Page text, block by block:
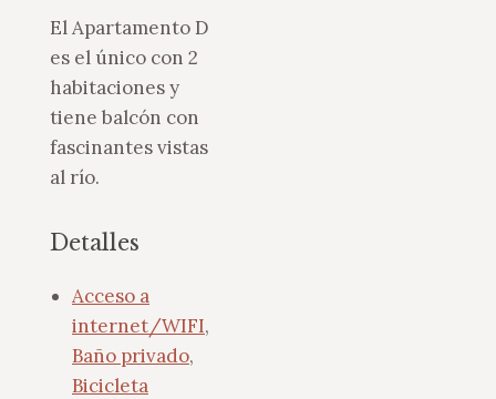
El Apartamento D
es el único con 2
habitaciones y
tiene balcón con
fascinantes vistas
al río.
Detalles
Acceso a
internet/WIFI,
Baño privado,
Bicicleta